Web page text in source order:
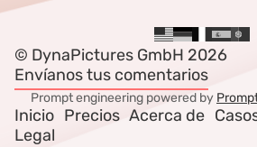
© DynaPictures GmbH 2026
Envíanos tus comentarios
Prompt engineering powered by
Inicio Precios Acerca de
Legal